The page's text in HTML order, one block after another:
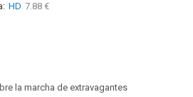
HD 7.88 €
la marcha de extravagantes